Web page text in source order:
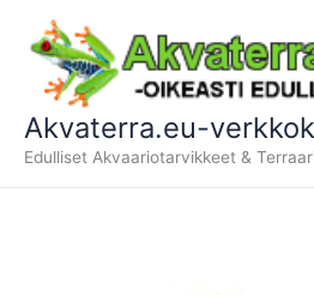
sisältöön
Akvaterra.eu-
Edulliset Akvaariotarvikkeet &